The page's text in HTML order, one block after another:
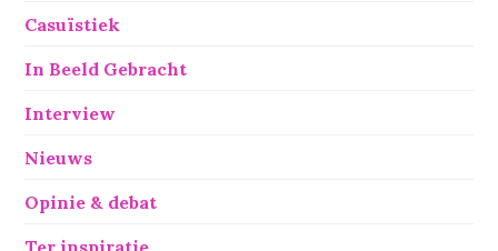
Casuïstiek
In Beeld Gebracht
Interview
Nieuws
Opinie & debat
Ter inspiratie